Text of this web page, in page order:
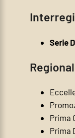
Serie
Prima
Prima